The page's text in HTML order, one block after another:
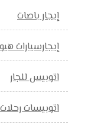
إيجار باصات
إيجارسيارات
اتوبيس للجار
اتوبيسات رحلات